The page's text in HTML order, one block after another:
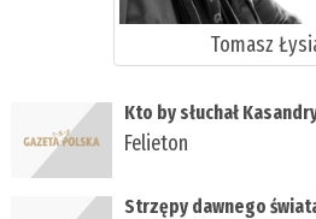
Tomasz
Kto by słuchał
Felieton
Strzępy dawnego